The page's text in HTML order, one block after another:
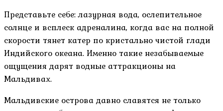
Представьте себе: лазурная вода, ослепительное
солнце и всплеск адреналина, когда вас на полной
скорости тянет катер по кристально чистой глади
Индийского океана. Именно такие незабываемые
ощущения дарят водные аттракционы на
Мальдивах.
Мальдивские острова давно славятся не только